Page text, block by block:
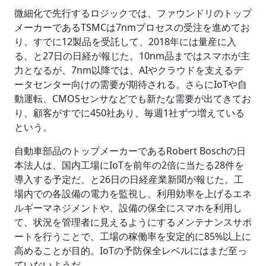
微細化で先行するロジックでは、ファウンドリのトップ
メーカーであるTSMCは7nmプロセスの受注を進めてお
り、すでに12製品を受託して、2018年には量産に入
る、と27日の日経が報じた。10nm品まではスマホが主
力となるが、7nm以降では、AIやクラウドを支えるデ
ータセンター向けの需要が期待される。さらにIoTや自
動運転、CMOSセンサなどでも新たな需要が出てきてお
り、顧客がすでに450社あり、毎週1社ずつ増えている
という。
自動車部品のトップメーカーであるRobert Boschの日
本法人は、国内工場にIoTを前年の2倍に当たる28件を
導入する予定だ、と26日の日経産業新聞が報じた。工
場内での各設備の電力を監視し、利用効率を上げるエネ
ルギーマネジメントや、設備の保全にスマホを利用し
て、状況を管理者に見えるようにするメンテナンスサポ
ートを行うことで、工場の稼働率を安定的に85%以上に
高めることが目的。IoTの予防保全レベルにはまだ至っ